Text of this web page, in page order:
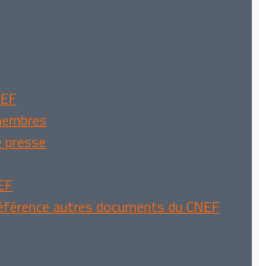
presse
autres documents du CNEF